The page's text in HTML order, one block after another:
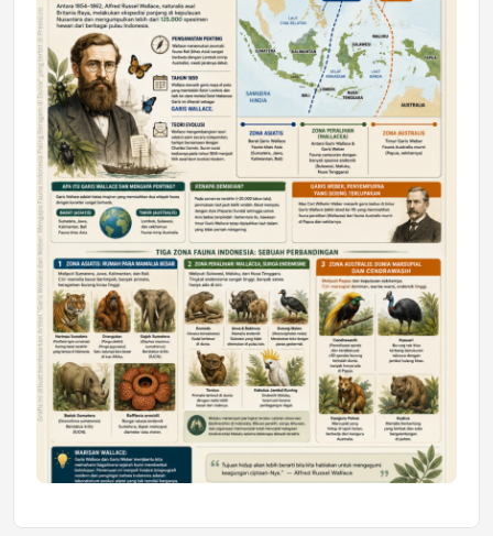
DAERAH
Astra Motor Kalimantan Timur 2 Dukung
Mahasiswa Samarinda dalam Astra
Honda SDGs Future Leaders 2026
Jumat, 10 Jul 2026 19:01